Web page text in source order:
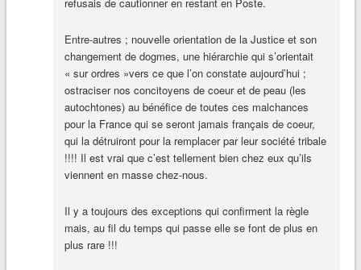
refusais de cautionner en restant en Poste.
Entre-autres ; nouvelle orientation de la Justice et son
changement de dogmes, une hiérarchie qui s’orientait
« sur ordres »vers ce que l’on constate aujourd’hui ;
ostraciser nos concitoyens de coeur et de peau (les
autochtones) au bénéfice de toutes ces malchances
pour la France qui se seront jamais français de coeur,
qui la détruiront pour la remplacer par leur société tribale
!!!! Il est vrai que c’est tellement bien chez eux qu’ils
viennent en masse chez-nous.
Il y a toujours des exceptions qui confirment la règle
mais, au fil du temps qui passe elle se font de plus en
plus rare !!!